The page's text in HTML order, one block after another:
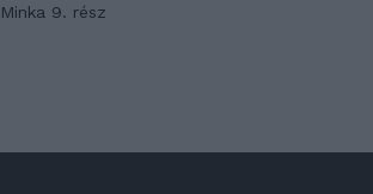
Minka 9. rész